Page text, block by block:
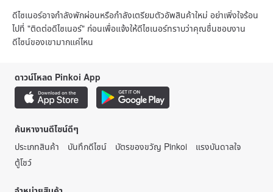
ดีไซเนอร์อาจกำลังพักผ่อนหรือกำลังเตรียมตัวอัพสินค้าใหม่ อย่าเพิ่งใจร้อน
ไปที่ "ติดต่อดีไซเนอร์" ก่อนเพื่อแจ้งให้ดีไซเนอร์ทราบว่าคุณชื่นชอบงาน
ดีไซน์ของเขามากแค่ไหน
ดาวน์โหลด Pinkoi App
ค้นหางานดีไซน์ดีๆ
ประเภทสินค้า
บันทึกดีไซน์ บัตรของขวัญ Pinkoi
แรงบันดาลใจ
ตู้โชว์